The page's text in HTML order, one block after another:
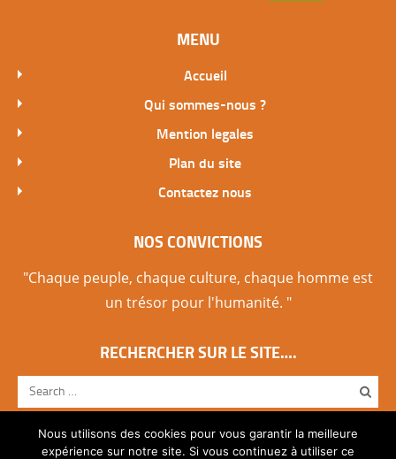
MENU
Accueil
Qui sommes-nous ?
Mention legales
Plan du site
Contactez nous
NOS CONVICTIONS
"Chaque peuple, chaque culture, chaque homme est
un trésor pour l'humanité. "
RECHERCHER SUR LE SITE….
Nous utilisons des cookies pour vous garantir la meilleure
expérience sur notre site. Si vous continuez à utiliser ce